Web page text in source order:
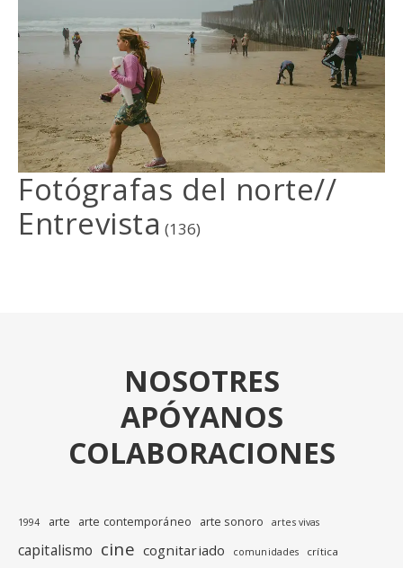
Fotógrafas del norte//
Entrevista (136)
NOSOTRES
APÓYANOS
COLABORACIONES
1994 arte arte contemporáneo arte sonoro artes vivas
capitalismo cine cognitariado comunidades crítica